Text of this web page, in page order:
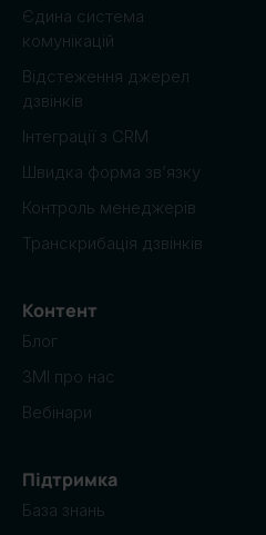
Єдина система
комунікацій
Відстеження джерел
дзвінків
Інтеграції з CRM
Швидка форма зв’язку
Контроль менеджерів
Транскрибація дзвінків
Контент
Блог
ЗМІ про нас
Вебінари
Підтримка
База знань